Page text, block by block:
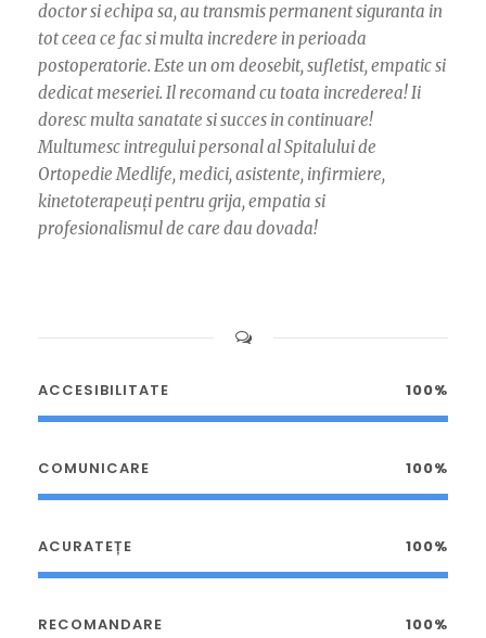
doctor si echipa sa, au transmis permanent siguranta in
tot ceea ce fac si multa incredere in perioada
postoperatorie. Este un om deosebit, sufletist, empatic si
dedicat meseriei. Il recomand cu toata increderea! Ii
doresc multa sanatate si succes in continuare!
Multumesc intregului personal al Spitalului de
Ortopedie Medlife, medici, asistente, infirmiere,
kinetoterapeuți pentru grija, empatia si
profesionalismul de care dau dovada!
ACCESIBILITATE 100%
COMUNICARE 100%
ACURATEȚE 100%
RECOMANDARE 100%